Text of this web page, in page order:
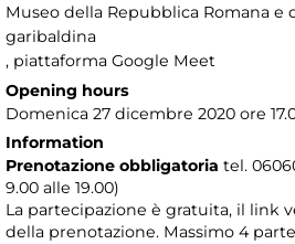
Museo della Repubblica Romana e
garibaldina
, piattaforma Google Meet
Opening hours
Domenica 27 dicembre 2020 ore
Information
Prenotazione obbligatoria tel.
9.00 alle 19.00)
La partecipazione è gratuita, il link
della prenotazione. Massimo 4